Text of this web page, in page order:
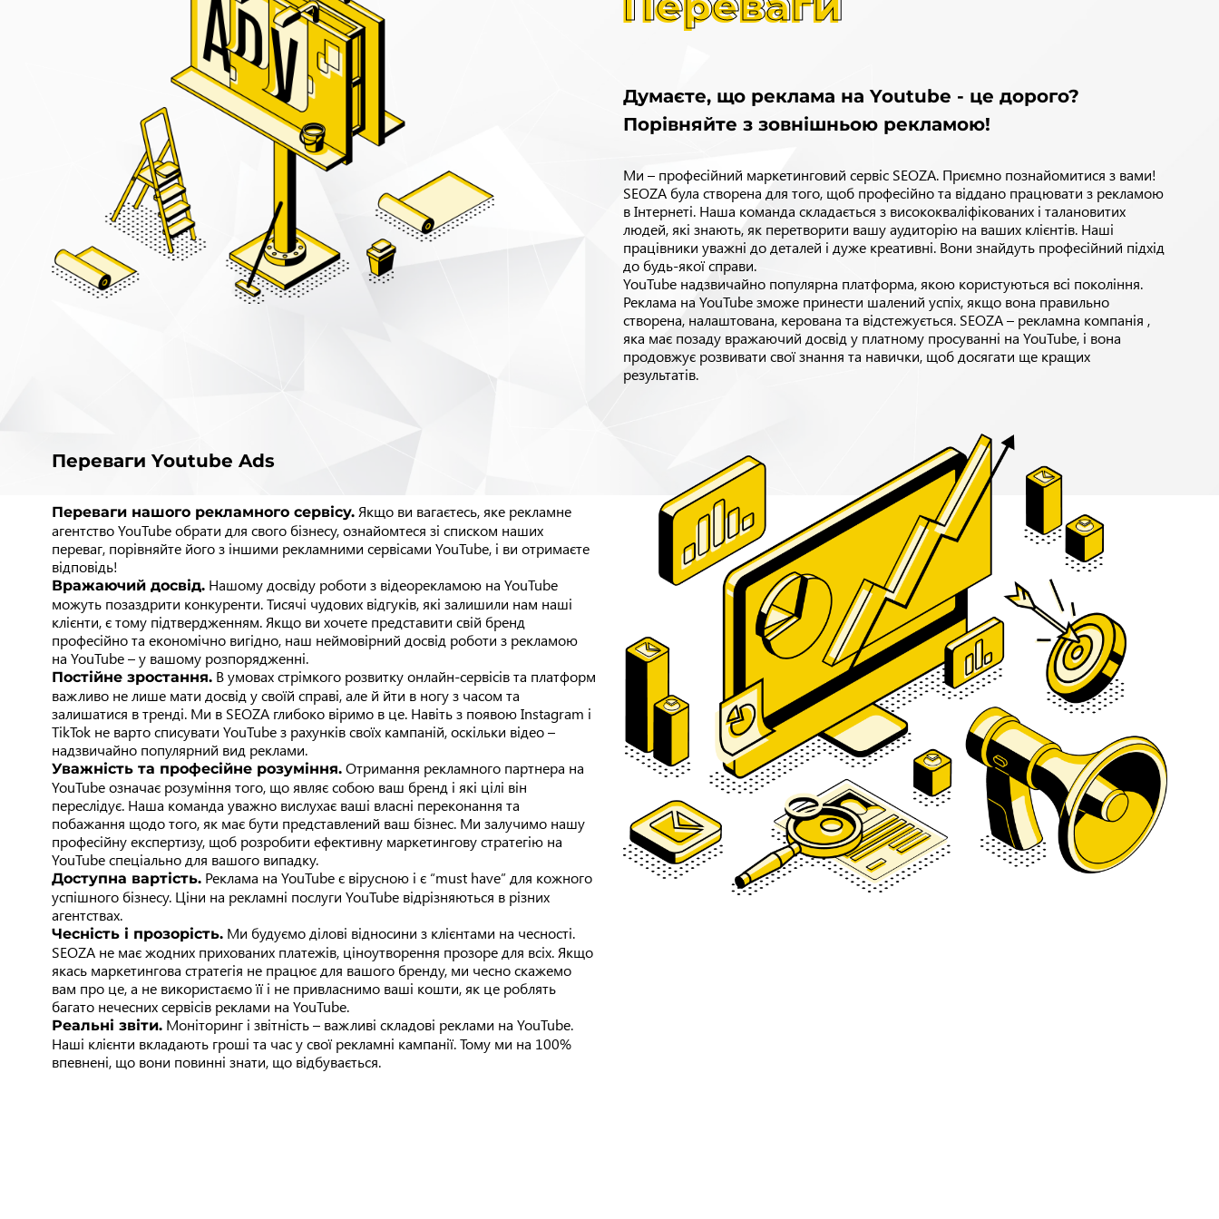
Думаєте, що реклама на Youtube - це дорого?
Порівняйте з зовнішньою рекламою!
Ми – професійний маркетинговий сервіс SEOZA. Приємно познайомитися з вами!
SEOZA була створена для того, щоб професійно та віддано працювати з рекламою
в Інтернеті. Наша команда складається з висококваліфікованих і талановитих
людей, які знають, як перетворити вашу аудиторію на ваших клієнтів. Наші
працівники уважні до деталей і дуже креативні. Вони знайдуть професійний підхід
до будь-якої справи.
YouTube надзвичайно популярна платформа, якою користуються всі покоління.
Реклама на YouTubeзможе принести шалений успіх, якщо вона правильно
створена, налаштована, керована та відстежується. SEOZA – рекламна компанія ,
яка має позаду вражаючий досвід у платному просуванні на YouTube, і вона
продовжує розвивати свої знання та навички, щоб досягати ще кращих
результатів.
Переваги Youtube Ads
Переваги нашого рекламного сервісу. Якщо ви вагаєтесь, яке рекламне
агентство YouTube обрати для свого бізнесу, ознайомтеся зі списком наших
переваг, порівняйте його з іншими рекламними сервісами YouTube, і ви отримаєте
відповідь!
Вражаючий досвід. Нашому досвіду роботи з відеорекламою на YouTube
можуть позаздрити конкуренти. Тисячі чудових відгуків, які залишили нам наші
клієнти, є тому підтвердженням. Якщо ви хочете представити свій бренд
професійно та економічно вигідно, наш неймовірний досвід роботи з рекламою
на YouTube – у вашому розпорядженні.
Постійне зростання. В умовах стрімкого розвитку онлайн-сервісів та платформ
важливо не лише мати досвід у своїй справі, але й йти в ногу з часом та
залишатися в тренді. Ми в SEOZA глибоко віримо в це. Навіть з появою Instagram і
TikTok не варто списувати YouTube з рахунків своїх кампаній, оскільки відео –
надзвичайно популярний вид реклами.
Уважність та професійне розуміння. Отримання рекламного партнера на
YouTube означає розуміння того, що являє собою ваш бренд і які цілі він
переслідує. Наша команда уважно вислухає ваші власні переконання та
побажання щодо того, як має бути представлений ваш бізнес. Ми залучимо нашу
професійну експертизу, щоб розробити ефективну маркетингову стратегію на
YouTube спеціально для вашого випадку.
Доступна вартість. Реклама на YouTube є вірусною і є “must have” для кожного
успішного бізнесу. Ціни на рекламні послуги YouTube відрізняються в різних
агентствах.
Чесність і прозорість. Ми будуємо ділові відносини з клієнтами на чесності.
SEOZA не має жодних прихованих платежів, ціноутворення прозоре для всіх. Якщо
якась маркетингова стратегія не працює для вашого бренду, ми чесно скажемо
вам про це, а не використаємо її і не привласнимо ваші кошти, як це роблять
багато нечесних сервісів реклами на YouTube.
Реальні звіти. Моніторинг і звітність – важливі складові реклами на YouTube.
Наші клієнти вкладають гроші та час у свої рекламні кампанії. Тому ми на 100%
впевнені, що вони повинні знати, що відбувається.